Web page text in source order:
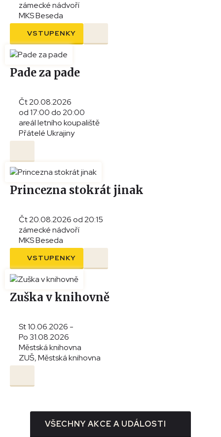
zámecké nádvoří
MKS Beseda
VSTUPENKY
Pade za pade
Čt 20.08.2026
od 17:00 do 20:00
areál letního koupaliště
Přátelé Ukrajiny
Princezna stokrát jinak
Čt 20.08.2026 od 20:15
zámecké nádvoří
MKS Beseda
VSTUPENKY
Zuška v knihovně
St 10.06.2026 -
Po 31.08.2026
Městská knihovna
ZUŠ, Městská knihovna
VŠECHNY AKCE A UDÁLOSTI